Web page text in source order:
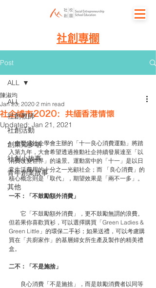
社創專欄
Post
ALL
社創教師
社創活動
創業知多啲
社創小故事
青年創業故事
其他
ALL
社企墟市2020：共緬香港情懷
陳淑均
Jan 23, 2020 2 min read
Updated: Jan 21, 2021
由豐盛社企學會主辦的「十一良心消費運動」將踏
入第九年，大會希望透過推動社企持續發展達至「以
消費改變世界」的遠景。運動當中的「十一」是以日
常生活費用的十分之一光顧社企；而 「良心消費」的
核心概念則是「取代」，期望效果是「兩不一多」。
一不：「不鼓勵額外消費」
它「不鼓勵額外消費」，更不鼓勵無謂的浪費。
但若果你喜歡買衫，可以選擇購買「Green Ladies &
Green Little」的環保二手衫；如果送禮，可以考慮購
買在「共廚家作」的基層婦女所生產及製作的精美禮
盒。
二不：「不是施捨」
良心消費「不是施捨」，而是鼓勵消費者以同等